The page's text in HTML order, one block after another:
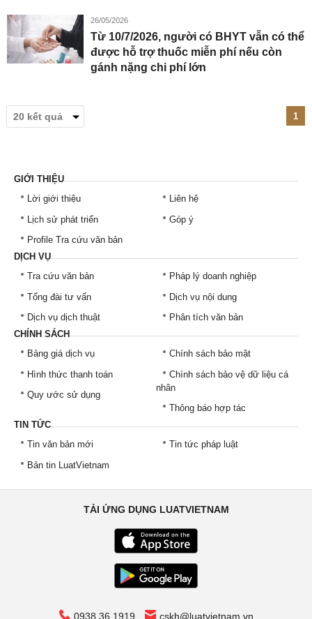
26/05/2026
Từ 10/7/2026, người có BHYT vẫn có thể
được hỗ trợ thuốc miễn phí nếu còn
gánh nặng chi phí lớn
1
GIỚI THIỆU
Lời giới thiệu
Lịch sử phát triển
Profile Tra cứu văn bản
Liên hệ
Góp ý
DỊCH VỤ
Tra cứu văn bản
Tổng đài tư vấn
Dịch vụ dịch thuật
Pháp lý doanh nghiệp
Dịch vụ nội dung
Phân tích văn bản
CHÍNH SÁCH
Bảng giá dịch vụ
Hình thức thanh toán
Quy ước sử dụng
Chính sách bảo mật
Chính sách bảo vệ dữ liệu cá
nhân
Thông báo hợp tác
TIN TỨC
Tin văn bản mới
Bản tin LuatVietnam
Tin tức pháp luật
TẢI ỨNG DỤNG LUATVIETNAM
0938 36 1919 cskh@luatvietnam.vn